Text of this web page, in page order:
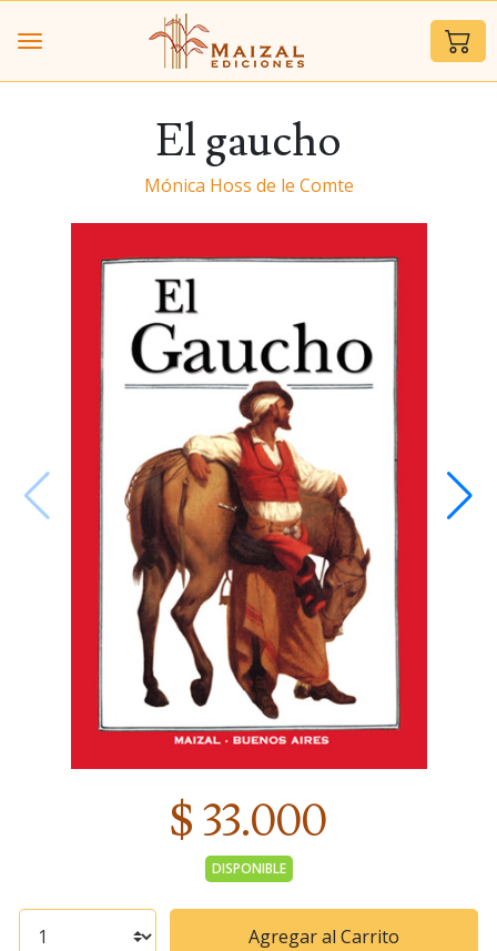
El gaucho
Mónica Hoss de le Comte
$ 33.000
DISPONIBLE
Agregar al Carrito